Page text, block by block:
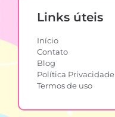
Links úteis
Início
Contato
Blog
Política Privacidade
Termos de uso